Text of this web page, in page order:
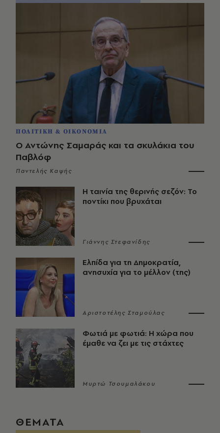
ΠΟΛΙΤΙΚΗ & ΟΙΚΟΝΟΜΙΑ
Ο Αντώνης Σαμαράς και τα σκυλάκια του
Παβλόφ
Παντελής Καψής
Η ταινία της θερινής σεζόν: Το
ποντίκι που βρυχάται
Γιάννης Στεφανίδης
Ελπίδα για τη Δημοκρατία,
ανησυχία για το μέλλον (της)
Αριστοτέλης Σταμούλας
Φωτιά με φωτιά: Η χώρα που
έμαθε να ζει με τις στάχτες
Μυρτώ Τσουμαλάκου
ΘΕΜΑΤΑ